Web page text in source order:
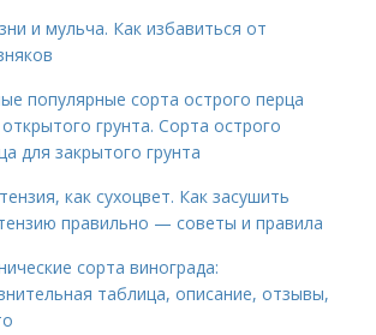
и мульча. Как избавиться от
популярные сорта острого перца
грунта. Сорта острого
для закрытого грунта
как сухоцвет. Как засушить
правильно — советы и правила
сорта винограда:
таблица, описание, отзывы,